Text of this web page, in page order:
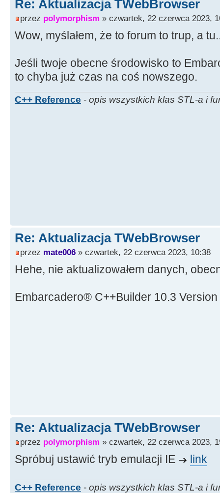
Re: Aktualizacja TWebBrowser
przez polymorphism » czwartek, 22 czerwca 2023,
Wow, myślałem, że to forum to trup, a
Jeśli twoje obecne środowisko to
to chyba już czas na coś nowszego.
C++ Reference - opis wszystkich klas STL-a i
Re: Aktualizacja TWebBrowser
przez mate006 » czwartek, 22 czerwca 2023, 10:38
Hehe, nie aktualizowałem danych,
Embarcadero® C++Builder 10.3
Re: Aktualizacja TWebBrowser
przez polymorphism » czwartek, 22 czerwca 2023,
Spróbuj ustawić tryb emulacji IE link
C++ Reference - opis wszystkich klas STL-a i